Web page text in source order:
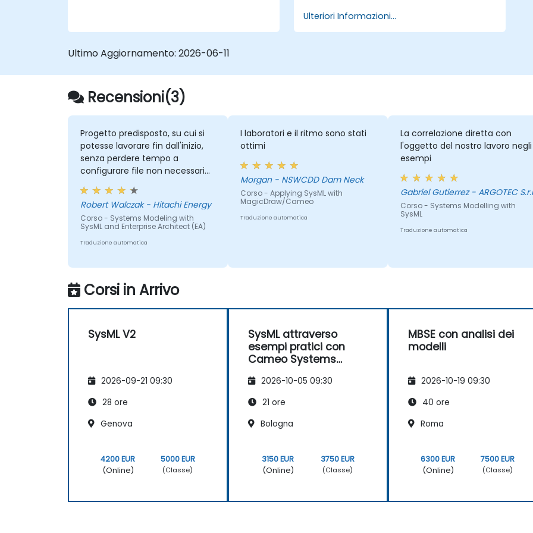
Ulteriori Informazioni...
Ultimo Aggiornamento: 2026-06-11
Recensioni(3)
Progetto predisposto, su cui si
potesse lavorare fin dall'inizio,
senza perdere tempo a
configurare file non necessari
per le esercitazioni. Disponibilità
a rispondere a tutte le
domande sollevate dai
partecipanti.
Robert Walczak - Hitachi Energy
Corso - Systems Modeling with
SysML and Enterprise Architect (EA)
Traduzione automatica
I laboratori e il ritmo sono stati
ottimi
Morgan - NSWCDD Dam Neck
Corso - Applying SysML with
MagicDraw/Cameo
Traduzione automatica
La correlazione diretta con
l'oggetto del nostro lavoro negli
esempi
Gabriel Gutierrez - ARGOTEC
Corso - Systems Modelling with
SysML
Traduzione automatica
Corsi in Arrivo
SysML V2
2026-09-21 09:30
28 ore
Genova
4200 EUR
(Online)
5000 EUR
(Classe)
SysML attraverso
esempi pratici con
Cameo Systems
2026-10-05 09:30
21 ore
Bologna
3150 EUR
(Online)
3750 EUR
(Classe)
MBSE con analisi dei
modelli
2026-10-19 09:30
40 ore
Roma
6300 EUR
(Online)
7500 EUR
(Classe)